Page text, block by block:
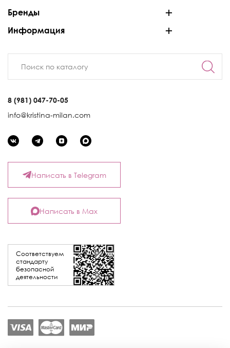
Бренды
Информация
8 (981) 047-70-05
info@kristina-milan.com
Соответствуем
стандарту
безопасной
деятельности
Написать в Telegram
Написать в Max